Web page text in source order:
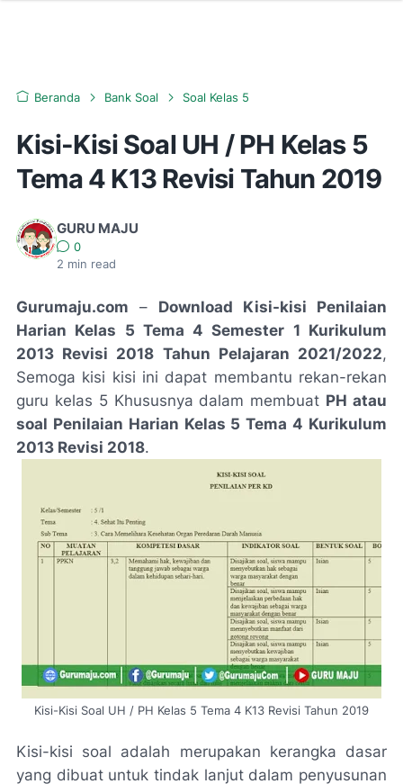
Beranda Bank Soal Soal Kelas 5
Kisi-Kisi Soal UH / PH Kelas 5
Tema 4 K13 Revisi Tahun 2019
GURU MAJU
0
2 min read
Gurumaju.com – Download Kisi-kisi Penilaian
Harian Kelas 5 Tema 4 Semester 1 Kurikulum
2013 Revisi 2018 Tahun Pelajaran 2021/2022,
Semoga kisi kisi ini dapat membantu rekan-rekan
guru kelas 5 Khususnya dalam membuat PH atau
soal Penilaian Harian Kelas 5 Tema 4 Kurikulum
2013 Revisi 2018.
Kisi-Kisi Soal UH / PH Kelas 5 Tema 4 K13 Revisi Tahun 2019
Kisi-kisi soal adalah merupakan kerangka dasar
yang dibuat untuk tindak lanjut dalam penyusunan